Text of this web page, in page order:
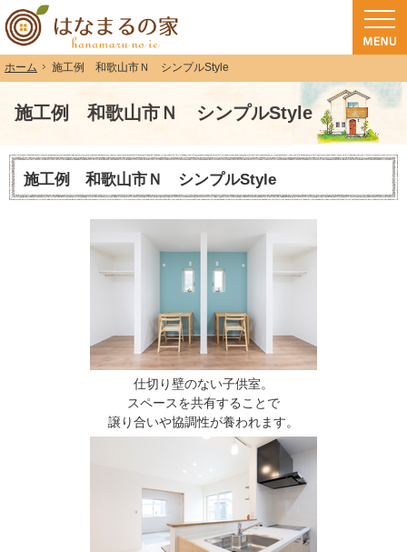
ホーム 施工例 和歌山市Ｎ シンプルStyle
施工例 和歌山市Ｎ シンプルStyle
和歌山（和歌山市・岩出市・海南市・紀の川市）で注文住宅(長期優良住宅・
注文住宅・高気密高断熱・長期優良住宅・ZEH・耐震なら（和歌山・和歌山市）
施工例 和歌山市Ｎ シンプルStyle
仕切り壁のない子供室。
スペースを共有することで
譲り合いや協調性が養われます。